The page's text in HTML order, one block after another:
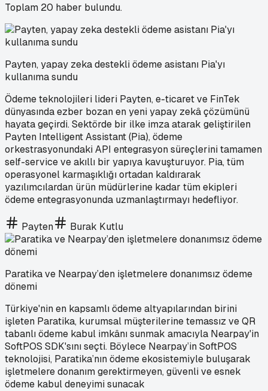
Toplam 20 haber bulundu.
Payten, yapay zeka destekli ödeme asistanı Pia'yı
kullanıma sundu
Ödeme teknolojileri lideri Payten, e-ticaret ve FinTek
dünyasında ezber bozan en yeni yapay zekâ çözümünü
hayata geçirdi. Sektörde bir ilke imza atarak geliştirilen
Payten Intelligent Assistant (Pia), ödeme
orkestrasyonundaki API entegrasyon süreçlerini tamamen
self-service ve akıllı bir yapıya kavuşturuyor. Pia, tüm
operasyonel karmaşıklığı ortadan kaldırarak
yazılımcılardan ürün müdürlerine kadar tüm ekipleri
ödeme entegrasyonunda uzmanlaştırmayı hedefliyor.
Payten Burak Kutlu
Paratika ve Nearpay’den işletmelere donanımsız ödeme
dönemi
Türkiye'nin en kapsamlı ödeme altyapılarından birini
işleten Paratika, kurumsal müşterilerine temassız ve QR
tabanlı ödeme kabul imkânı sunmak amacıyla Nearpay'in
SoftPOS SDK'sını seçti. Böylece Nearpay’in SoftPOS
teknolojisi, Paratika’nın ödeme ekosistemiyle buluşarak
işletmelere donanım gerektirmeyen, güvenli ve esnek
ödeme kabul deneyimi sunacak